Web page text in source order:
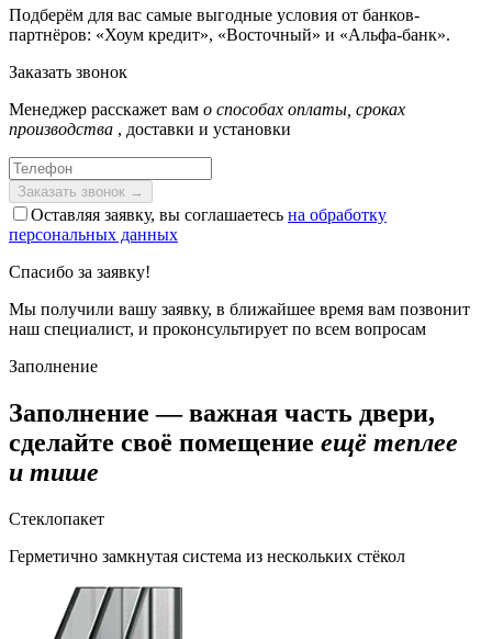
Подберём для вас самые выгодные условия от банков-
партнёров: «Хоум кредит», «Восточный» и «Альфа-банк».
Заказать звонок
Менеджер расскажет вам о способах оплаты, сроках
производства , доставки и установки
Оставляя заявку, вы соглашаетесь на обработку
персональных данных
Спасибо за заявку!
Мы получили вашу заявку, в ближайшее время вам позвонит
наш специалист, и проконсультирует по всем вопросам
Заполнение
Заполнение — важная часть двери,
сделайте своё помещение ещё теплее
и тише
Стеклопакет
Герметично замкнутая система из нескольких стёкол